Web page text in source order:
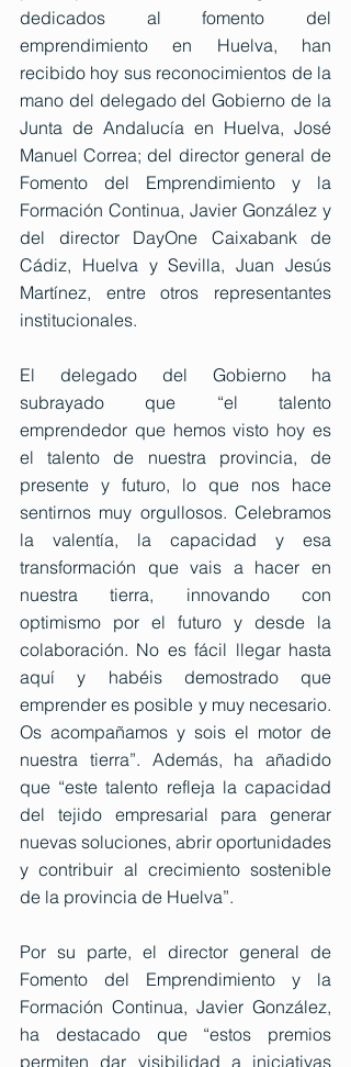
dedicados al fomento del
emprendimiento en Huelva, han
recibido hoy sus reconocimientos de la
mano del delegado del Gobierno de la
Junta de Andalucía en Huelva, José
Manuel Correa; del director general de
Fomento del Emprendimiento y la
Formación Continua, Javier González y
del director DayOne Caixabank de
Cádiz, Huelva y Sevilla, Juan Jesús
Martínez, entre otros representantes
institucionales.
El delegado del Gobierno ha
subrayado que “el talento
emprendedor que hemos visto hoy es
el talento de nuestra provincia, de
presente y futuro, lo que nos hace
sentirnos muy orgullosos. Celebramos
la valentía, la capacidad y esa
transformación que vais a hacer en
nuestra tierra, innovando con
optimismo por el futuro y desde la
colaboración. No es fácil llegar hasta
aquí y habéis demostrado que
emprender es posible y muy necesario.
Os acompañamos y sois el motor de
nuestra tierra”. Además, ha añadido
que “este talento refleja la capacidad
del tejido empresarial para generar
nuevas soluciones, abrir oportunidades
y contribuir al crecimiento sostenible
de la provincia de Huelva”.
Por su parte, el director general de
Fomento del Emprendimiento y la
Formación Continua, Javier González,
ha destacado que “estos premios
permiten dar visibilidad a iniciativas